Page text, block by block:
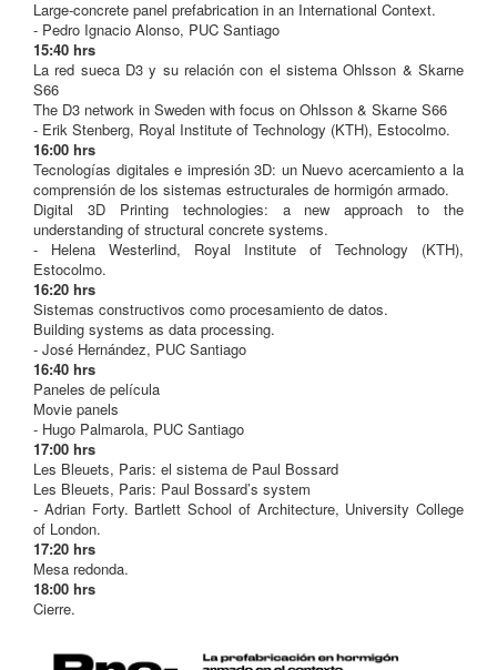
Large-concrete panel prefabrication in an International Context.
- Pedro Ignacio Alonso, PUC Santiago
15:40 hrs
La red sueca D3 y su relación con el sistema Ohlsson & Skarne
S66
The D3 network in Sweden with focus on Ohlsson & Skarne S66
- Erik Stenberg, Royal Institute of Technology (KTH), Estocolmo.
16:00 hrs
Tecnologías digitales e impresión 3D: un Nuevo acercamiento a la
comprensión de los sistemas estructurales de hormigón armado.
Digital 3D Printing technologies: a new approach to the
understanding of structural concrete systems.
- Helena Westerlind, Royal Institute of Technology (KTH),
Estocolmo.
16:20 hrs
Sistemas constructivos como procesamiento de datos.
Building systems as data processing.
- José Hernández, PUC Santiago
16:40 hrs
Paneles de película
Movie panels
- Hugo Palmarola, PUC Santiago
17:00 hrs
Les Bleuets, Paris: el sistema de Paul Bossard
Les Bleuets, Paris: Paul Bossard’s system
- Adrian Forty. Bartlett School of Architecture, University College
of London.
17:20 hrs
Mesa redonda.
18:00 hrs
Cierre.